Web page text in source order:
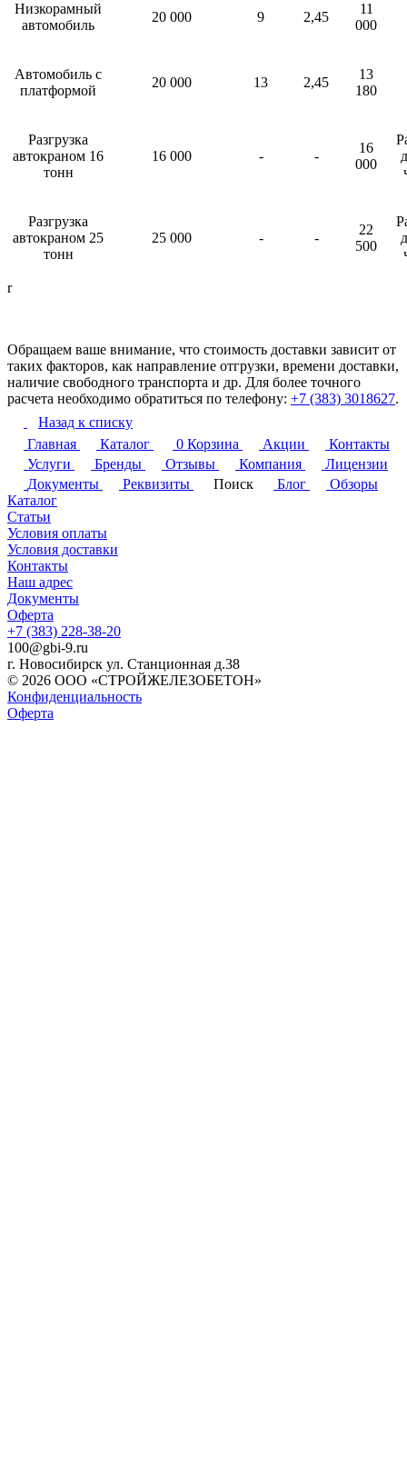
Низкорамный
автомобиль
20 000 9 2,45
11
000
Автомобиль с
платформой
20 000 13 2,45
13
180
Разгрузка
автокраном 16
тонн
16 000 - -
16
000
Разгрузка
автокраном 25
тонн
25 000 - -
22
500
r
Обращаем ваше внимание, что стоимость доставки зависит от
таких факторов, как направление отгрузки, времени доставки,
наличие свободного транспорта и др. Для более точного
расчета необходимо обратиться по телефону: +7 (383) 3018627.
Назад к списку
Главная
Каталог 0 Корзина Акции
Контакты
Услуги
Бренды Отзывы Компания
Лицензии
Документы
Реквизиты Поиск Блог
Обзоры
Каталог
Статьи
Условия оплаты
Условия доставки
Контакты
Наш адрес
Документы
Оферта
+7 (383) 228-38-20
100@gbi-9.ru
г. Новосибирск ул. Станционная д.38
© 2026 ООО «СТРОЙЖЕЛЕЗОБЕТОН»
Конфиденциальность
Оферта